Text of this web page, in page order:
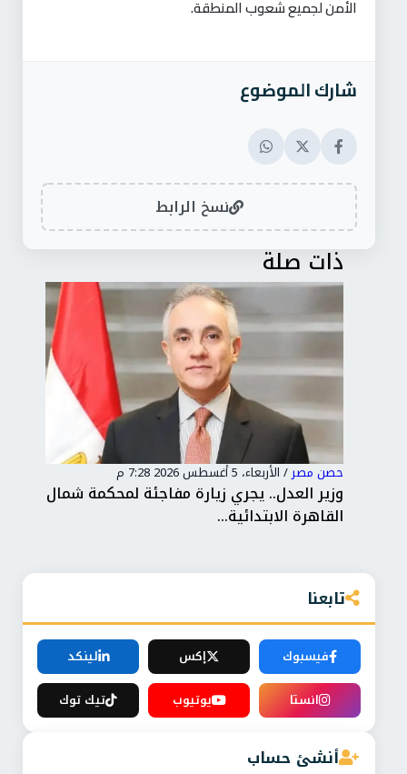
الأمن لجميع شعوب المنطقة.
شارك الموضوع
نسخ الرابط
ذات صلة
حصن مصر/ الأربعاء، 5 أغسطس 2026 7:28 م
وزير العدل.. يجري زيارة مفاجئة لمحكمة شمال
القاهرة الابتدائية...
تابعنا
فيسبوك إكس
لينكد
انستا
يوتيوب تيك توك
أنشئ حساب